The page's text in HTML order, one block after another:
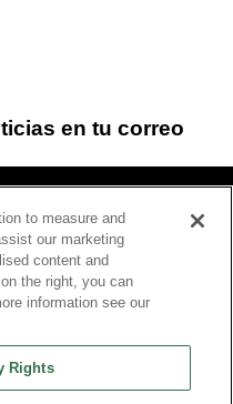
en tu correo
y Google
Política de
de servicio
a nuestro newsletter
en tu correo
to measure and
our marketing
content and
the right, you can
information see our
Rights